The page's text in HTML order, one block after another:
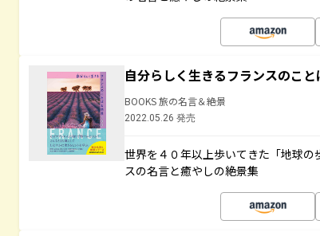
自分らしく生きるフランスのこ
BOOKS 旅の名言＆絶景
2022.05.26 発売
世界を４０年以上歩いてきた「地球
スの名言と癒やしの絶景集